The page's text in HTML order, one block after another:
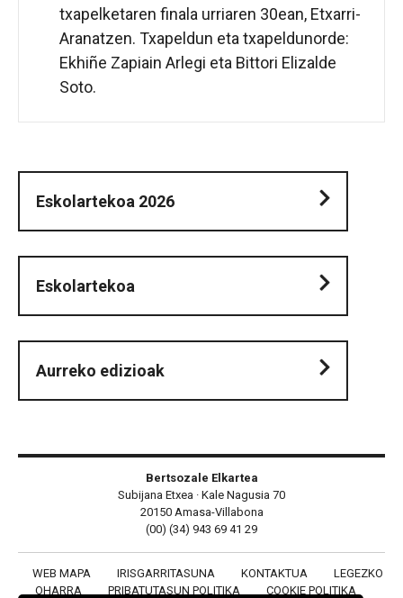
txapelketaren finala urriaren 30ean, Etxarri-
Aranatzen. Txapeldun eta txapeldunorde:
Ekhiñe Zapiain Arlegi eta Bittori Elizalde
Soto.
Eskolartekoa 2026
Eskolartekoa
Aurreko edizioak
Bertsozale Elkartea
Subijana Etxea · Kale Nagusia 70
20150 Amasa-Villabona
(00) (34) 943 69 41 29
WEB MAPA IRISGARRITASUNA KONTAKTUA
LEGEZKO
OHARRA
PRIBATUTASUN POLITIKA COOKIE POLITIKA